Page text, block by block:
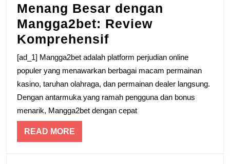
Menang Besar dengan
Mangga2bet: Review
KomprehensifMenang
Besar
dengan
Mangga2bet:
Review
Komprehensif
[ad_1] Mangga2bet adalah platform perjudian online
populer yang menawarkan berbagai macam permainan
kasino, taruhan olahraga, dan permainan dealer langsung.
Dengan antarmuka yang ramah pengguna dan bonus
menarik, Mangga2bet dengan cepat
READ MORE
MORE